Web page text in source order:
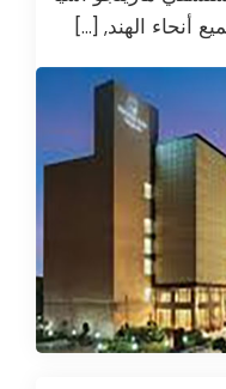
أنحاء الهند, […]